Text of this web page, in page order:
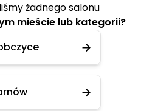
żadnego salonu
mieście lub kategorii?